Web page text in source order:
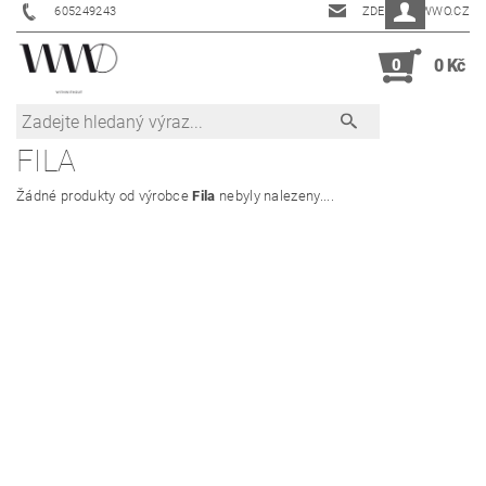
605249243 ZDENKA@WWO.CZ
0 0 Kč
FILA
Žádné produkty od výrobceFila nebyly nalezeny....